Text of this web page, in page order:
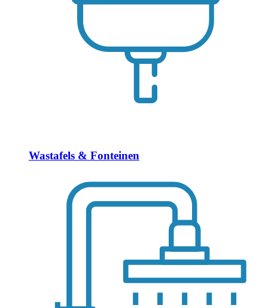
Wastafels & Fonteinen